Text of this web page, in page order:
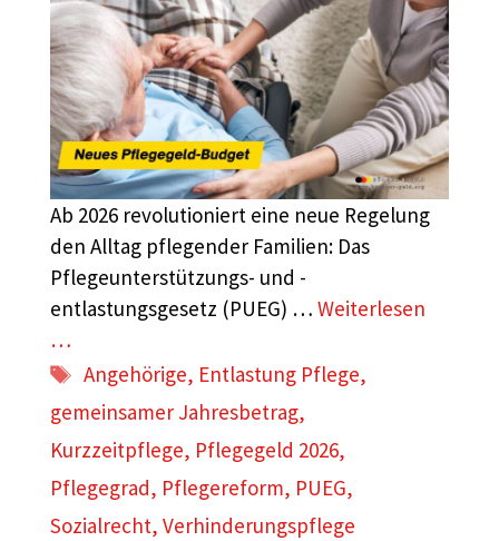
Ab 2026 revolutioniert eine neue Regelung
den Alltag pflegender Familien: Das
Pflegeunterstützungs- und -
entlastungsgesetz (PUEG) … Weiterlesen
…
Schlagwörter
Angehörige, Entlastung Pflege,
gemeinsamer Jahresbetrag,
Kurzzeitpflege, Pflegegeld 2026,
Pflegegrad, Pflegereform, PUEG,
Sozialrecht, Verhinderungspflege